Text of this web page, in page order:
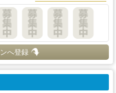
へ登録